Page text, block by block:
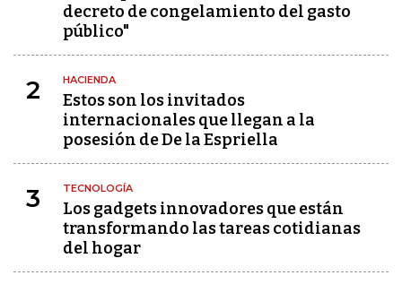
decreto de congelamiento del gasto
público"
2 HACIENDA
Estos son los invitados
internacionales que llegan a la
posesión de De la Espriella
3 TECNOLOGÍA
Los gadgets innovadores que están
transformando las tareas cotidianas
del hogar